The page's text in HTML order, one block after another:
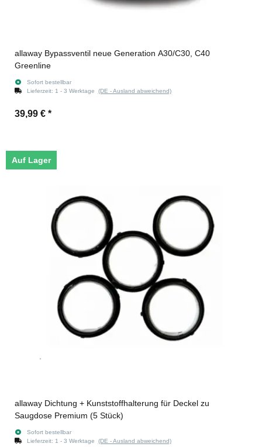
allaway Bypassventil neue Generation A30/C30, C40
Greenline
Sofort bestellbar
Lieferzeit: 1 - 3 Werktage (DE - Ausland abweichend)
39,99 € *
Auf Lager
allaway Dichtung + Kunststoffhalterung für Deckel zu
Saugdose Premium (5 Stück)
Sofort bestellbar
Lieferzeit: 1 - 3 Werktage (DE - Ausland abweichend)